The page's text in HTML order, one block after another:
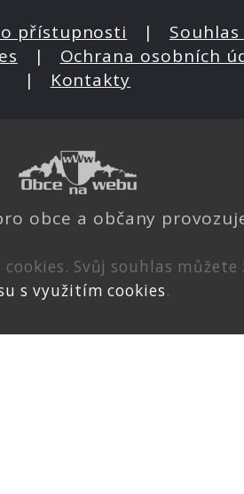
přístupnosti | Souhlas
| Ochrana osobních
| Kontakty
obce a občany
cookies. Svůj souhlas
s využitím cookies.